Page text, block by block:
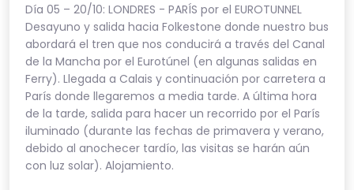
Día 05 – 20/10: LONDRES - PARÍS por el EUROTUNNEL
Desayuno y salida hacia Folkestone donde nuestro bus
abordará el tren que nos conducirá a través del Canal
de la Mancha por el Eurotúnel (en algunas salidas en
Ferry). Llegada a Calais y continuación por carretera a
París donde llegaremos a media tarde. A última hora
de la tarde, salida para hacer un recorrido por el París
iluminado (durante las fechas de primavera y verano,
debido al anochecer tardío, las visitas se harán aún
con luz solar). Alojamiento.